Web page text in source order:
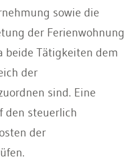
sowie die
der Ferienwohnung
beide Tätigkeiten dem
der
sind. Eine
den steuerlich
der